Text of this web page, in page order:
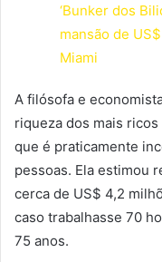
‘Bunker dos
mansão de
Miami
A filósofa e
riqueza dos mais
que é praticamente
pessoas. Ela estimou
cerca de US$ 4,2
caso trabalhasse 70
75 anos.